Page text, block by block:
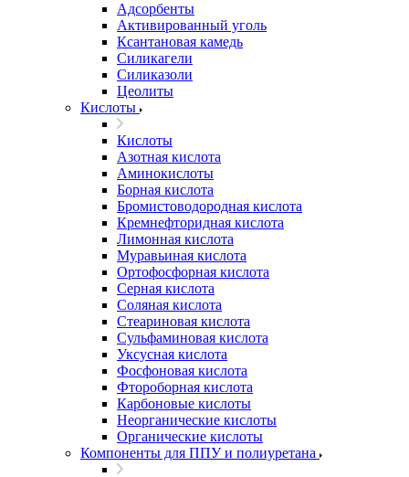
Адсорбенты
Активированный уголь
Ксантановая камедь
Силикагели
Силиказоли
Цеолиты
Кислоты
Кислоты
Азотная кислота
Аминокислоты
Борная кислота
Бромистоводородная кислота
Кремнефторидная кислота
Лимонная кислота
Муравьиная кислота
Ортофосфорная кислота
Серная кислота
Соляная кислота
Стеариновая кислота
Сульфаминовая кислота
Уксусная кислота
Фосфоновая кислота
Фтороборная кислота
Карбоновые кислоты
Неорганические кислоты
Органические кислоты
Компоненты для ППУ и полиуретана